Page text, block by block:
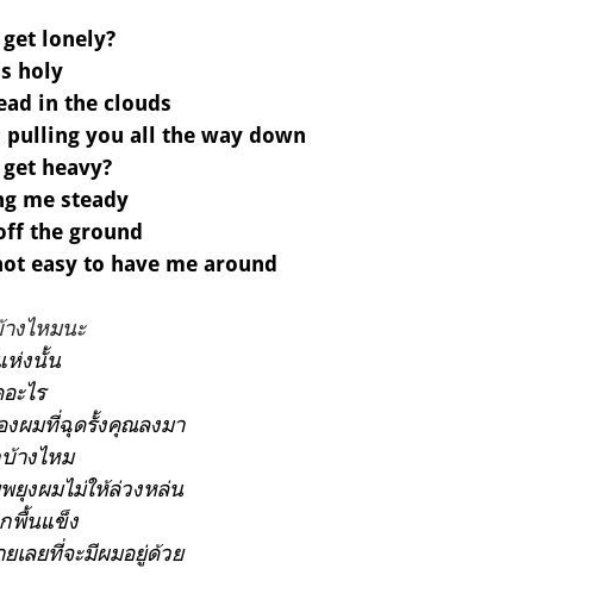
lonely?
holy
in the clouds
you all the way down
heavy?
me steady
the ground
easy to have me around
งไหมนะ
ห่งนั้น
ะไร
งผมที่ฉุดรั้งคุณลงมา
างไหม
ยุงผมไม่ให้ล่วงหล่น
พื้นแข็ง
เลยที่จะมีผมอยู่ด้วย